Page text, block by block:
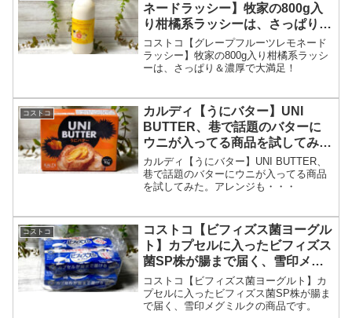
ネードラッシー】牧家の800g入
り柑橘系ラッシーは、さっぱり＆
濃厚で大満足！
コストコ【グレープフルーツレモネード
ラッシー】牧家の800g入り柑橘系ラッシ
ーは、さっぱり＆濃厚で大満足！
コストコ
カルディ【うにバター】UNI
BUTTER、巷で話題のバターに
ウニが入ってる商品を試してみ
た。アレンジも・・・
カルディ【うにバター】UNI BUTTER、
巷で話題のバターにウニが入ってる商品
を試してみた。アレンジも・・・
コストコ
コストコ【ビフィズス菌ヨーグル
ト】カプセルに入ったビフィズス
菌SP株が腸まで届く、雪印メグ
ミルクの商品です。
コストコ【ビフィズス菌ヨーグルト】カ
プセルに入ったビフィズス菌SP株が腸ま
で届く、雪印メグミルクの商品です。